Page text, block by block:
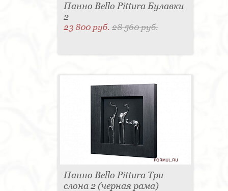
Панно Bello Pittura Булавки
2
23 800 руб.28 560 руб.
Панно Bello Pittura Три
слона 2 (черная рама)